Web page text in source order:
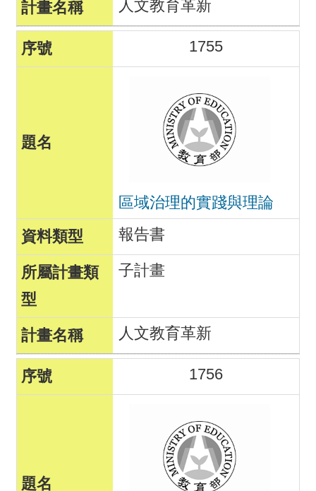
人文教育革新
1755
區域治理的實踐與理論
報告書
子計畫
人文教育革新
1756